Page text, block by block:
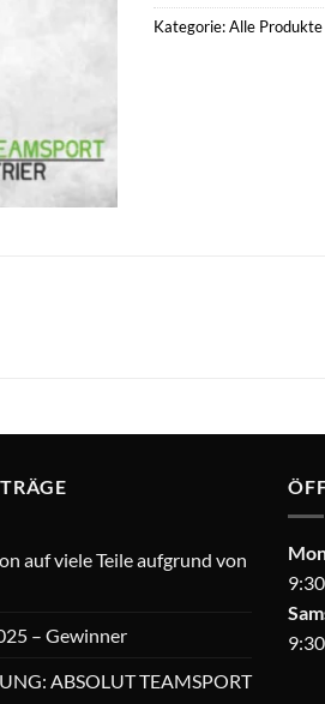
Kategorie:Alle Produkte
auf viele Teile aufgrund von
– Gewinner
ABSOLUT TEAMSPORT